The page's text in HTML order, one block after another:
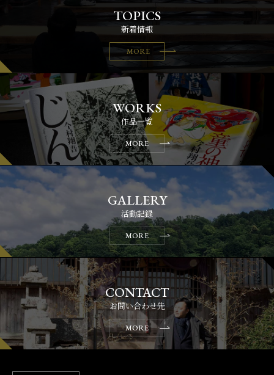
新着情報
MORE
作品一覧
MORE
活動記録
MORE
お問い合わせ先
MORE